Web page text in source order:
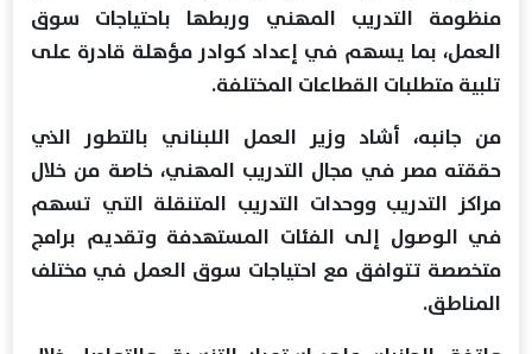
منظومة التدريب المهني وربطها باحتياجات سوق
العمل، بما يسهم في إعداد كوادر مؤهلة قادرة على
تلبية متطلبات القطاعات المختلفة.
من جانبه، أشاد وزير العمل اللبناني بالتطور الذي
حققته مصر في مجال التدريب المهني، خاصة من خلال
مراكز التدريب ووحدات التدريب المتنقلة التي تسهم
في الوصول إلى الفئات المستهدفة وتقديم برامج
متخصصة تتوافق مع احتياجات سوق العمل في مختلف
المناطق.